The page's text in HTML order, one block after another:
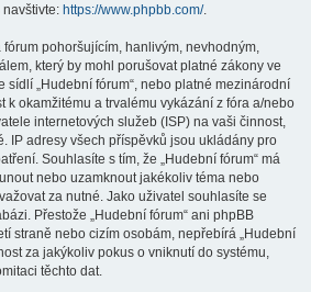
navštivte: https://www.phpbb.com/.
pohoršujícím, hanlivým, nevhodným,
který by mohl porušovat platné zákony ve
sídlí „Hudební fórum“, nebo platné mezinárodní
k okamžitému a trvalému vykázání z fóra a/nebo
internetových služeb (ISP) na vaši činnost,
IP adresy všech příspěvků jsou ukládány pro
Souhlasíte s tím, že „Hudební fórum“ má
nebo uzamknout jakékoliv téma nebo
za nutné. Jako uživatel souhlasíte se
Přestože „Hudební fórum“ ani phpBB
straně nebo cizím osobám, nepřebírá „Hudební
za jakýkoliv pokus o vniknutí do systému,
těchto dat.